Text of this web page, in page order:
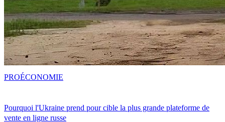
Pourquoi l'Ukraine prend pour cible la plus grande plateforme de
vente en ligne russe
PROÉCONOMIE